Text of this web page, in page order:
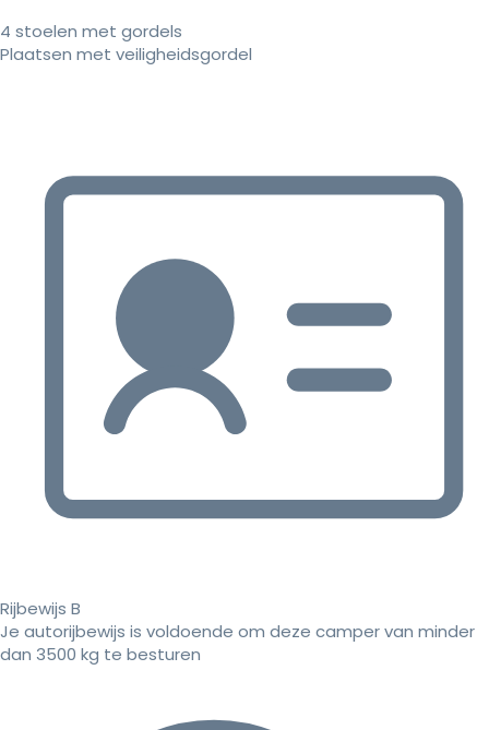
4 stoelen met gordels
Plaatsen met veiligheidsgordel
Rijbewijs B
Je autorijbewijs is voldoende om deze camper van minder
dan 3500 kg te besturen